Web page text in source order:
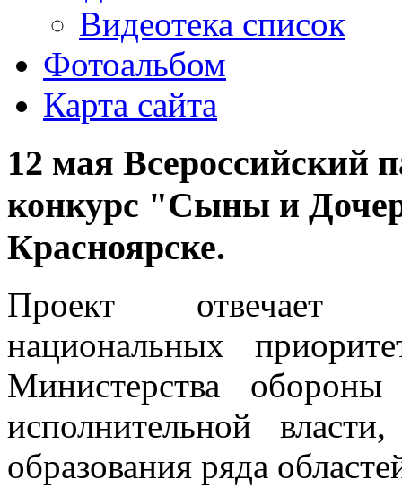
Видеотека список
Фотоальбом
Карта сайта
12 мая Всероссийский
конкурс "Сыны и
Красноярске.
Проект отвечает
национальных
Министерства
исполнительной
образования ряда